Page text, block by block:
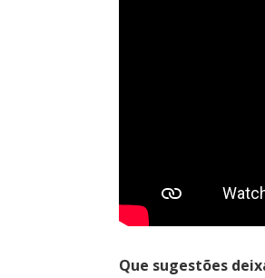
Que sugestões